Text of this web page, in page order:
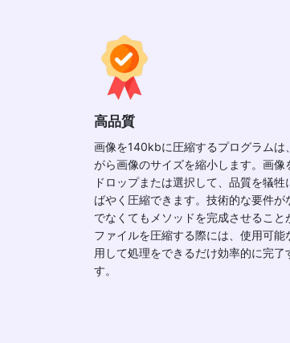
高品質
画像を140kbに圧縮するプログラムは
がら画像のサイズを縮小します。画像
ドロップまたは選択して、品質を犠
ばやく圧縮できます。技術的な要件が
でなくてもメソッドを完成させること
ファイルを圧縮する際には、使用可能
用して処理をできるだけ効率的に完了
す。